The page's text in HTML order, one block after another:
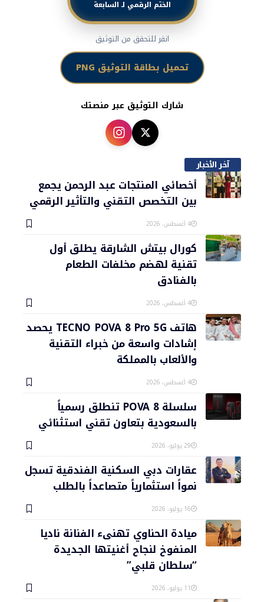
الختم الرقمي لـ السابعة
انقر للتحقق من التوثيق
تحميل بطاقة التوثيق PNG
شارك التوثيق عبر منصتك
آخر الأخبار
أخصائي المنتجات عبد الرحمن يجمع
بين التخصص التقني والتأثير الرقمي
4 أغسطس، 2026
كورال بيتش الشارقة يطلق أول
تقنية لهضم مخلفات الطعام
بالفنادق
4 أغسطس، 2026
هاتف TECNO POVA 8 Pro 5G يحصد
إشادات واسعة من خبراء التقنية
والألعاب بالمملكة
4 أغسطس، 2026
سلسلة POVA 8 تنطلق رسمياً
بالسعودية بتعاون تقني استثنائي
29 يوليو، 2026
عقارات دبي السكنية الفندقية تسجل
نمواً استثمارياً متصاعداً بالطلب
16 يوليو، 2026
ميادة الحناوي تهنىء الفنانة ناديا
المنفوخ لنجاح أغنيتها الجديدة
“سلطان قلبي”
11 يوليو، 2026